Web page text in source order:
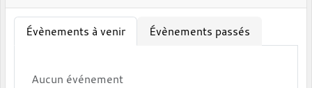
Évènements à venir Évènements passés
Aucun événement